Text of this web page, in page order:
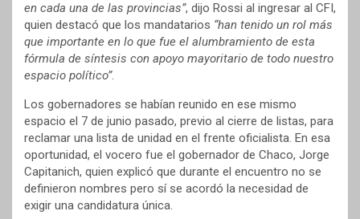
en cada una de las provincias”, dijo Rossi al ingresar al CFI,
quien destacó que los mandatarios “han tenido un rol más
que importante en lo que fue el alumbramiento de esta
fórmula de síntesis con apoyo mayoritario de todo nuestro
espacio político”.
Los gobernadores se habían reunido en ese mismo
espacio el 7 de junio pasado, previo al cierre de listas, para
reclamar una lista de unidad en el frente oficialista. En esa
oportunidad, el vocero fue el gobernador de Chaco, Jorge
Capitanich, quien explicó que durante el encuentro no se
definieron nombres pero sí se acordó la necesidad de
exigir una candidatura única.